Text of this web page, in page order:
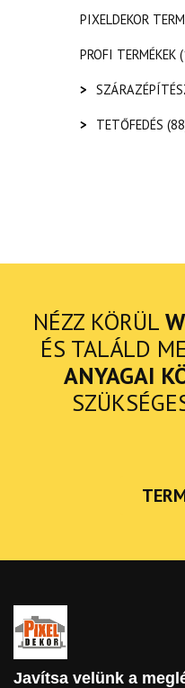
PIXELDEKOR
PROFI TERMÉKEK
>
> TETŐFEDÉS
NÉZZ KÖRÜL
ÉS TALÁLD
ANYAGAI
Javítsa velünk a